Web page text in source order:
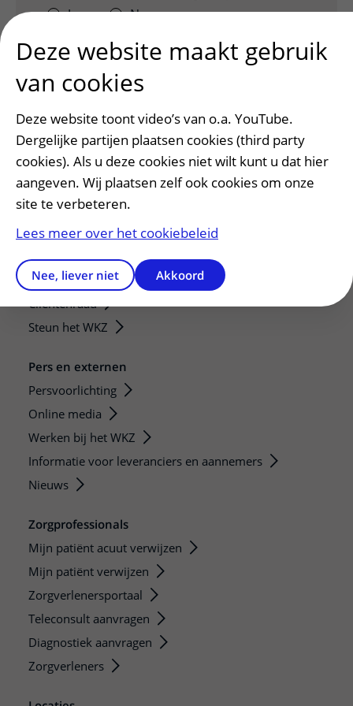
Ja
Nee
Patiëntenservice
Regels en rechten
Meedoen aan wetenschappelijk onderzoek
Samenwerken met patiënten
Clientenraad
Steun het WKZ
Pers en externen
Persvoorlichting
Online media
Werken bij het WKZ
Informatie voor leveranciers en aannemers
Nieuws
Zorgprofessionals
Mijn patiënt acuut verwijzen
Mijn patiënt verwijzen
Zorgverlenersportaal
Teleconsult aanvragen
Diagnostiek aanvragen
Zorgverleners
Deze website maakt gebruik
van cookies
Deze website toont video’s van o.a. YouTube.
Dergelijke partijen plaatsen cookies (third party
cookies). Als u deze cookies niet wilt kunt u dat hier
aangeven. Wij plaatsen zelf ook cookies om onze
site te verbeteren.
Lees meer over het cookiebeleid
Nee, liever niet Akkoord